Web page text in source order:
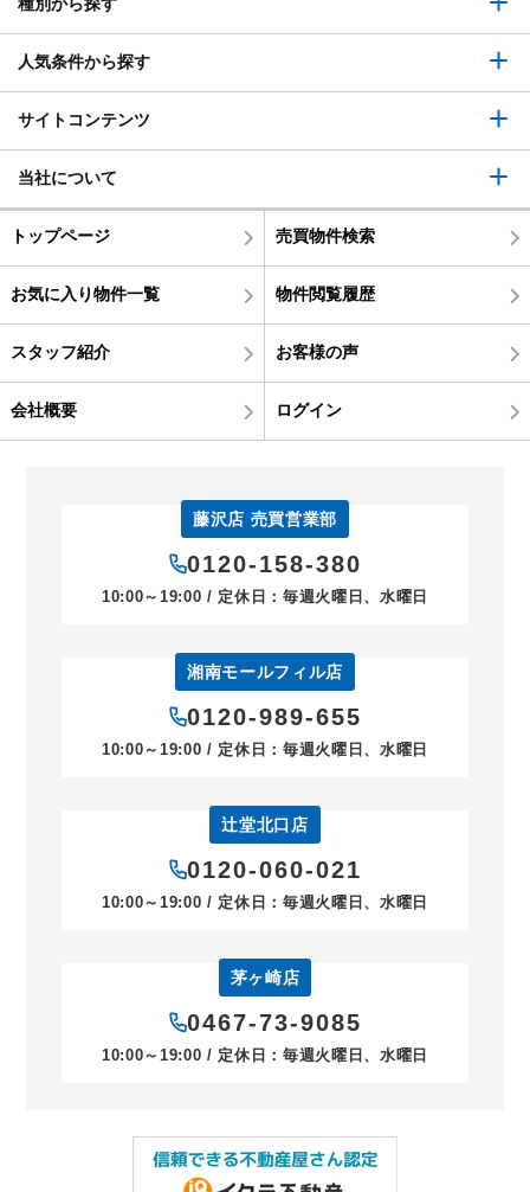
人気条件から探す
サイトコンテンツ
当社について
トップページ 売買物件検索
お気に入り物件一覧 物件閲覧履歴
スタッフ紹介 お客様の声
会社概要 ログイン
藤沢店 売買営業部
0120-158-380
10:00～19:00 / 定休日：毎週火曜日、水曜日
湘南モールフィル店
0120-989-655
10:00～19:00 / 定休日：毎週火曜日、水曜日
辻堂北口店
0120-060-021
10:00～19:00 / 定休日：毎週火曜日、水曜日
茅ヶ崎店
0467-73-9085
10:00～19:00 / 定休日：毎週火曜日、水曜日